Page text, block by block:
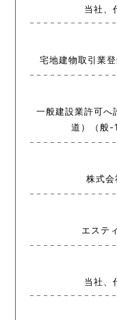
当社、
宅地建物取引業
一般建設業許可へ
道）（般-
株式会
エステ
当社、